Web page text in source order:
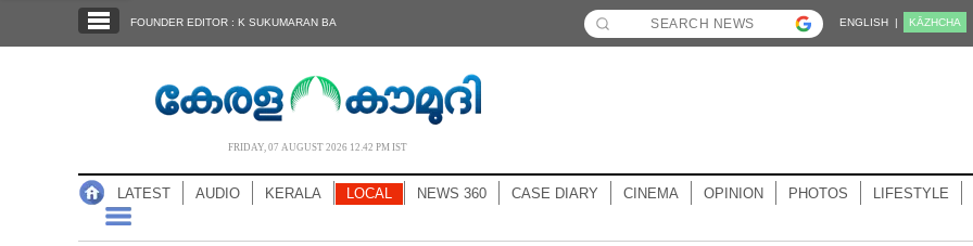
NOTIFIED NEWS
FOUNDER EDITOR : K SUKUMARAN BA ENGLISH | KĀZHCHA
FRIDAY, 07 AUGUST 2026 12.42 PM IST
LATEST AUDIO KERALA LOCAL NEWS 360 CASE DIARY CINEMA OPINION PHOTOS LIFESTYLE